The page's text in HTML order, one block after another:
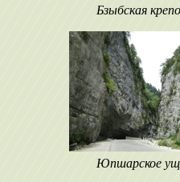
Бзыбская
Юпшарское